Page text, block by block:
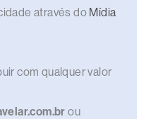
através do Mídia
com qualquer valor
ou